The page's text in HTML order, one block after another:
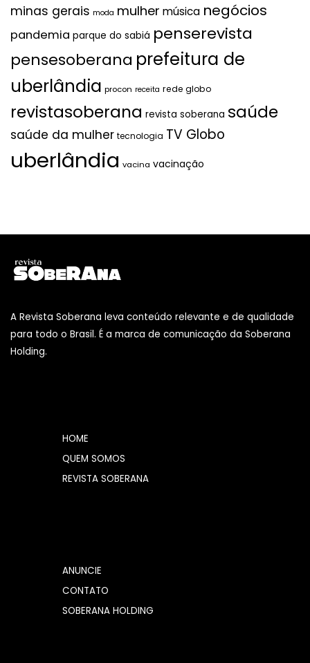
minas gerais moda mulher música negócios
pandemia parque do sabiá penserevista
pensesoberana prefeitura de
uberlândia procon receita rede globo
revistasoberana revista soberana saúde
saúde da mulher tecnologia TV Globo
uberlândia vacina vacinação
A Revista Soberana leva conteúdo relevante e de qualidade
para todo o Brasil. É a marca de comunicação da Soberana
Holding.
HOME
QUEM SOMOS
REVISTA SOBERANA
ANUNCIE
CONTATO
SOBERANA HOLDING